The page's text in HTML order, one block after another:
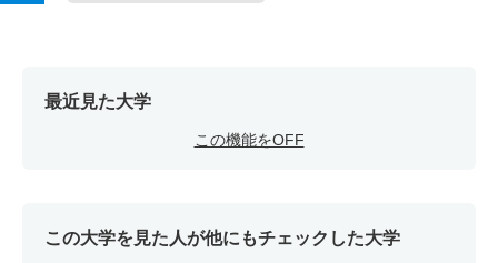
最近見た大学
この機能をOFF
この大学を見た人が他にもチェックした大学